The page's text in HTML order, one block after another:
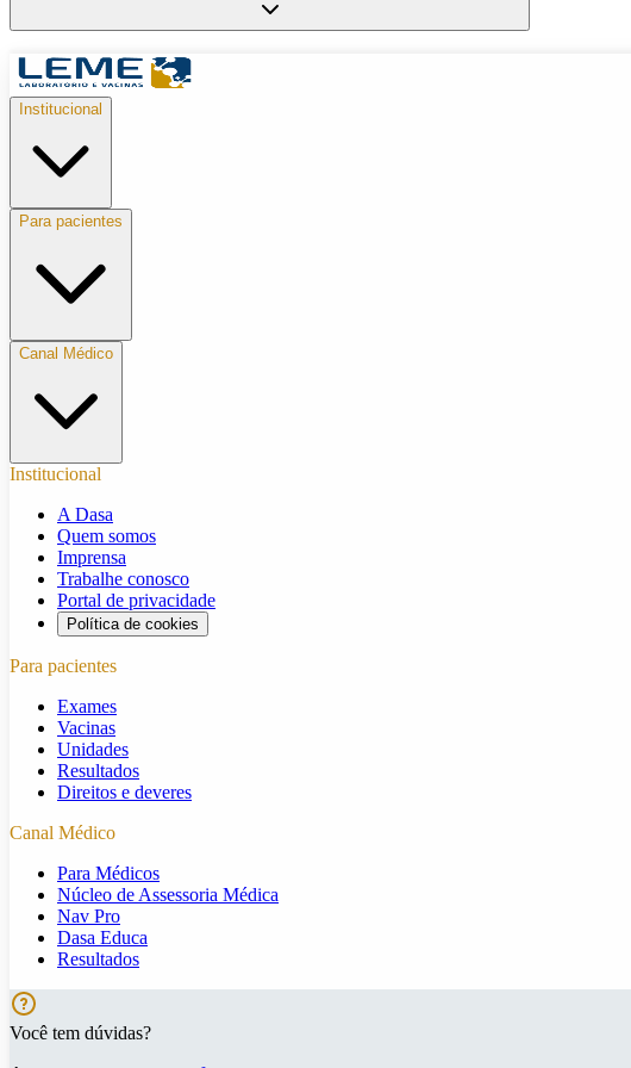
Institucional
Para pacientes
Canal Médico
Institucional
A Dasa
Quem somos
Imprensa
Trabalhe conosco
Portal de privacidade
Política de cookies
Para pacientes
Exames
Vacinas
Unidades
Resultados
Direitos e deveres
Canal Médico
Para Médicos
Núcleo de Assessoria Médica
Nav Pro
Dasa Educa
Resultados
Você tem dúvidas?